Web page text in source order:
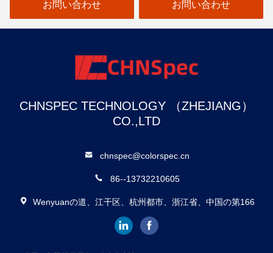
お問い合わせ
お問い合わせ
CHNSPEC TECHNOLOGY （ZHEJIANG）
CO.,LTD
chnspec@colorspec.cn
86--13732210605
Wenyuanの道、江干区、杭州都市、浙江省、中国の第166